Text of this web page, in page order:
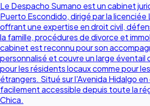
Le Despacho Sumano est un cabinet
Puerto Escondido, dirigé par la licenciée
offrant une expertise en droit civil,
la famille, procédures de divorce et
cabinet est reconnu pour son
personnalisé et couvre un large éventail
pour les résidents locaux comme pour
étrangers. Situé sur l'Avenida Hidalgo
facilement accessible depuis toute la
Chica.